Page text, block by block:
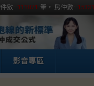
數: 111871 筆， 房仲數: 15331
影音專區